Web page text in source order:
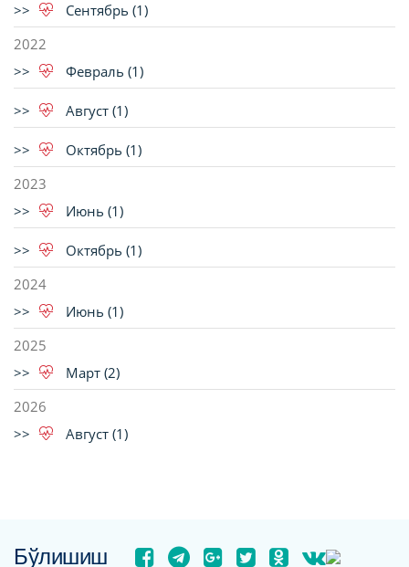
Сентябрь (1)
2022
Февраль (1)
Август (1)
Октябрь (1)
2023
Июнь (1)
Октябрь (1)
2024
Июнь (1)
2025
Март (2)
2026
Август (1)
Бўлишиш